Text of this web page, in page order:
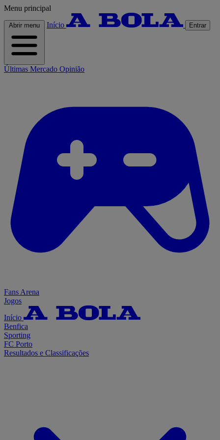
Menu principal
Abrir menu Início Entrar
Últimas Mercado Opinião
Fans Arena
Jogos
Início
Benfica
Sporting
FC Porto
Resultados e Classificações